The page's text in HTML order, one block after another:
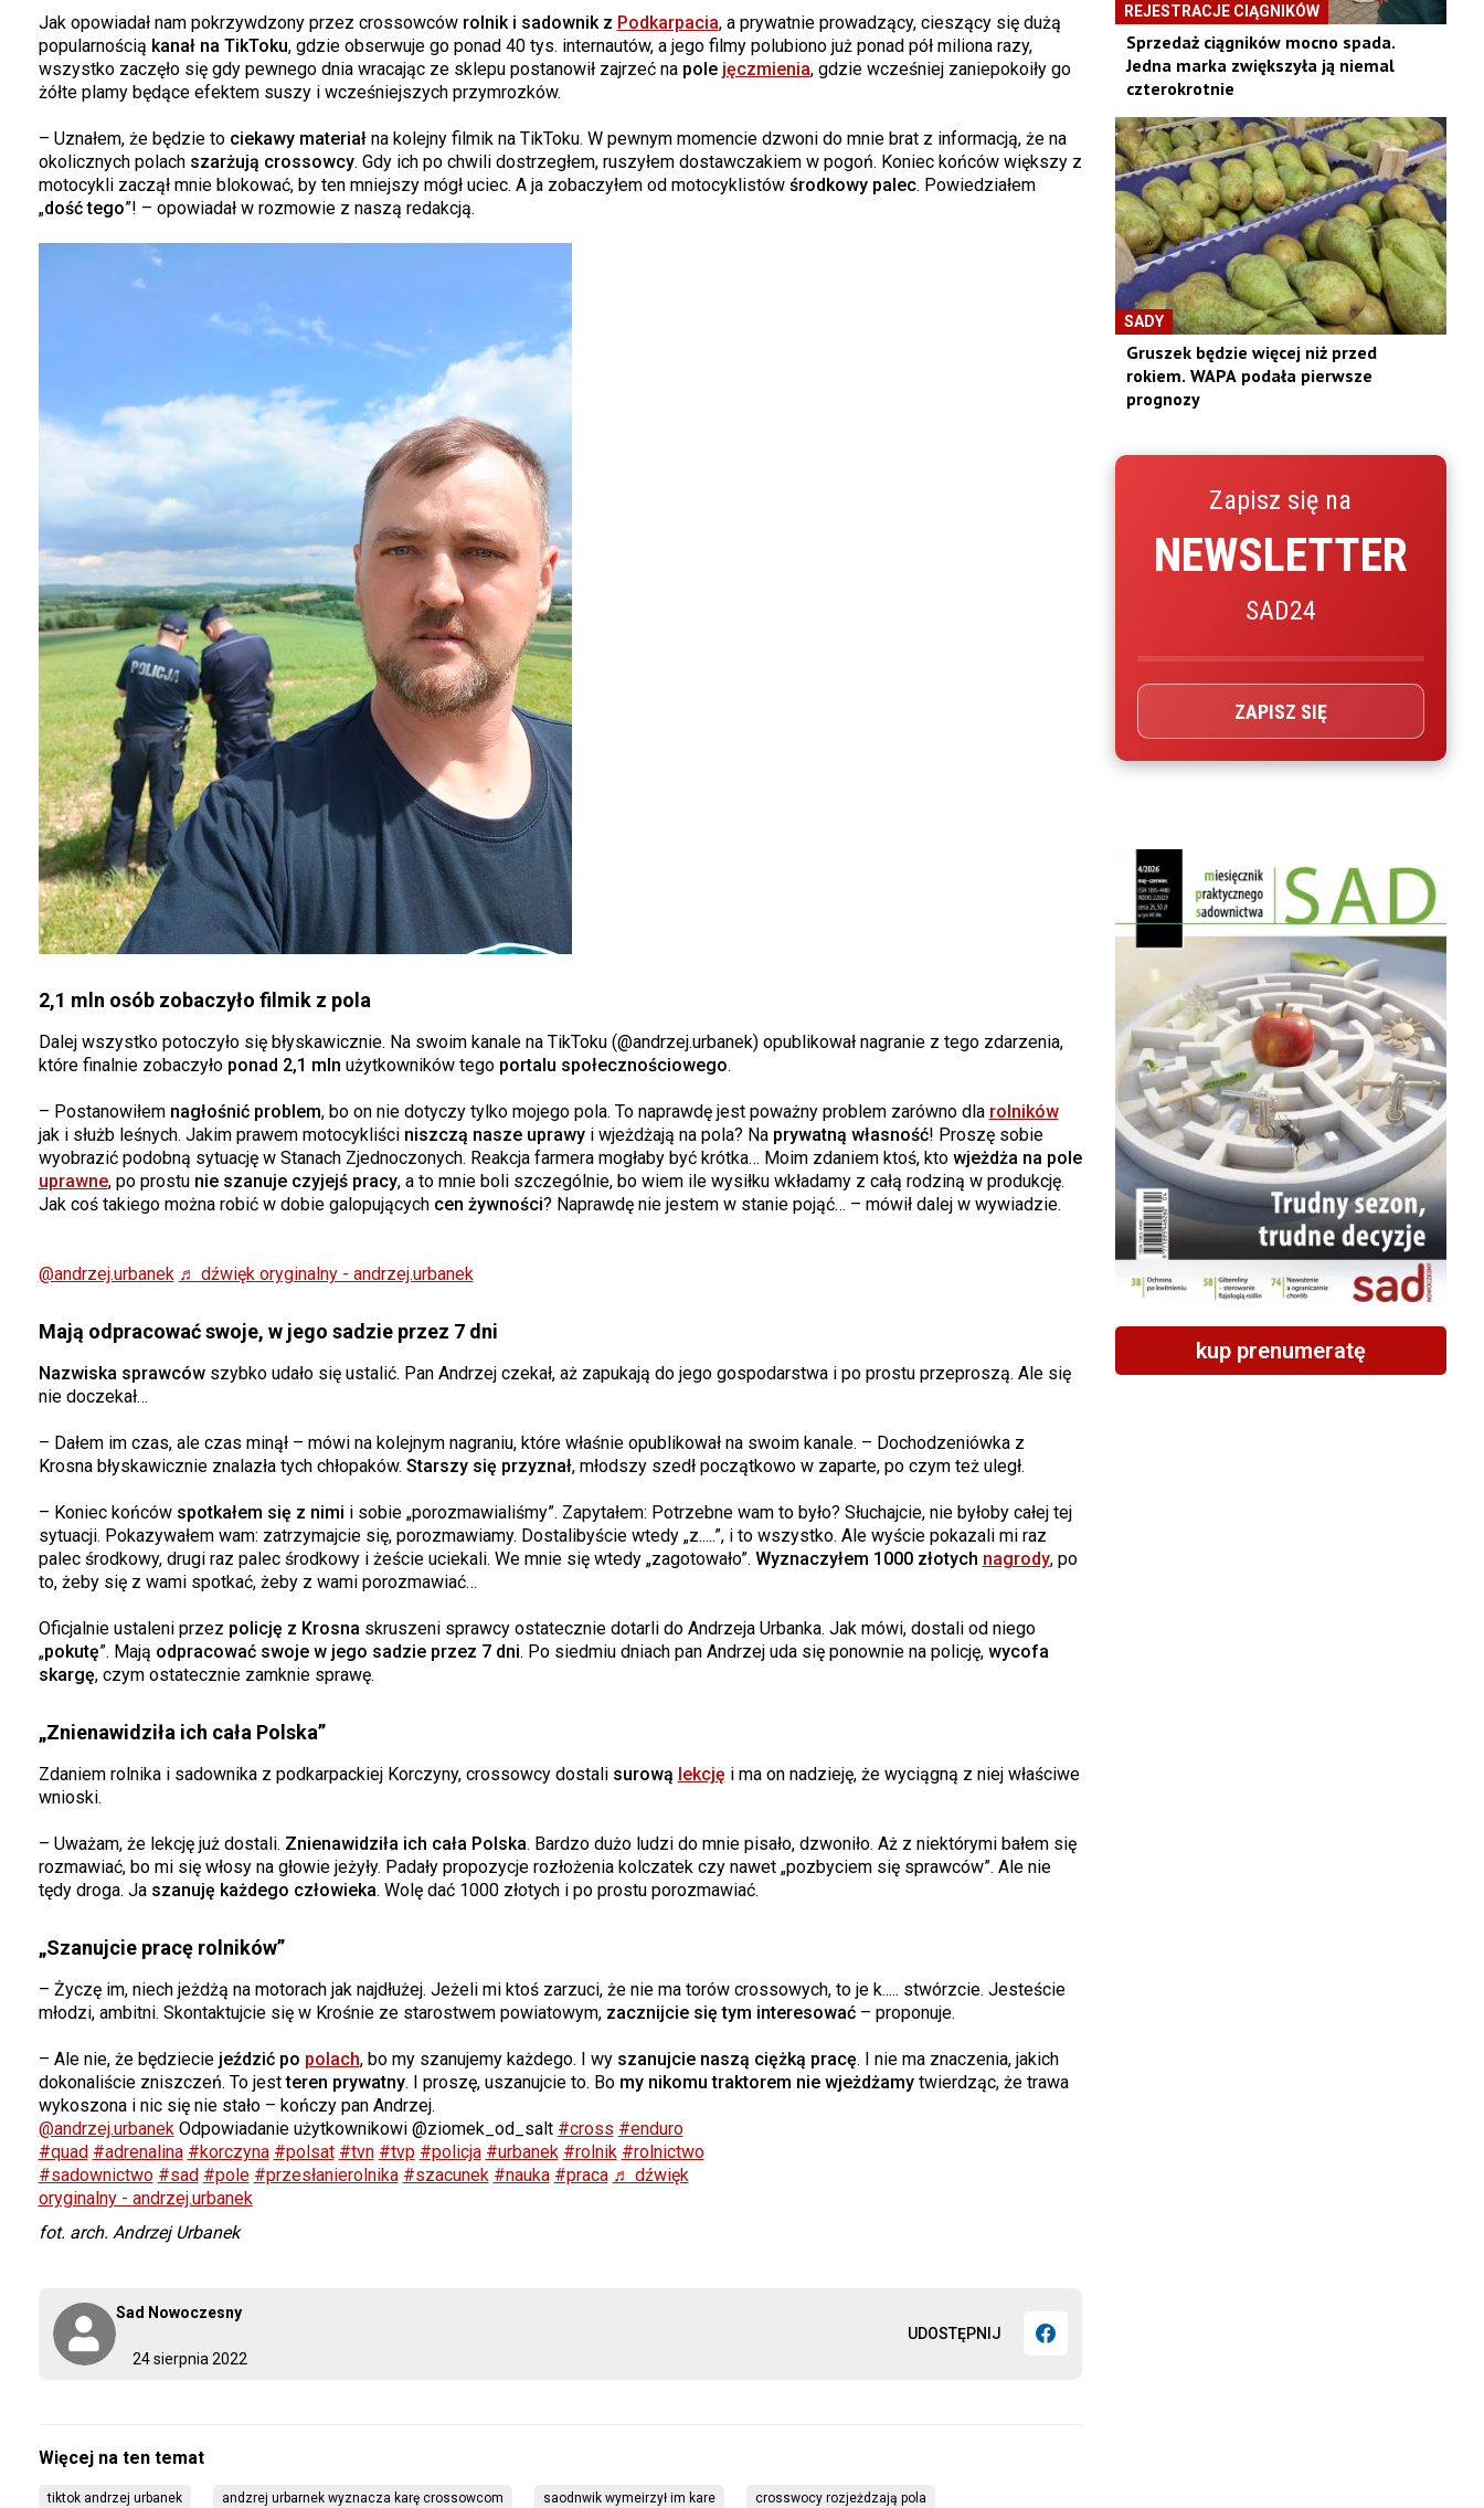
24 sierpnia 2022
Sad Nowoczesny
UDOSTĘPNIJ
Jak opowiadał nam pokrzywdzony przez crossowców rolnik i sadownik z Podkarpacia, a prywatnie prowadzący, cieszący się dużą
popularnością kanał na TikToku, gdzie obserwuje go ponad 40 tys. internautów, a jego filmy polubiono już ponad pół miliona razy,
wszystko zaczęło się gdy pewnego dnia wracając ze sklepu postanowił zajrzeć na pole jęczmienia, gdzie wcześniej zaniepokoiły go
żółte plamy będące efektem suszy i wcześniejszych przymrozków.
– Uznałem, że będzie to ciekawy materiałna kolejny filmik na TikToku. W pewnym momencie dzwoni do mnie brat z informacją, że na
okolicznych polach szarżują crossowcy. Gdy ich po chwili dostrzegłem, ruszyłem dostawczakiem w pogoń. Koniec końców większy z
motocykli zaczął mnie blokować, by ten mniejszy mógł uciec. A ja zobaczyłem od motocyklistów środkowy palec. Powiedziałem
„dość tego”! – opowiadał w rozmowie z naszą redakcją.
2,1 mln osób zobaczyło filmik z pola
Dalej wszystko potoczyło się błyskawicznie. Na swoim kanale na TikToku (@andrzej.urbanek) opublikował nagranie z tego zdarzenia,
które finalnie zobaczyło ponad 2,1 mln użytkowników tego portalu społecznościowego.
– Postanowiłem nagłośnić problem, bo on nie dotyczy tylko mojego pola. To naprawdę jest poważny problem zarówno dla rolników
jak i służb leśnych. Jakim prawem motocykliści niszczą nasze uprawyi wjeżdżają na pola? Na prywatną własność! Proszę sobie
wyobrazić podobną sytuację w Stanach Zjednoczonych. Reakcja farmera mogłaby być krótka… Moim zdaniem ktoś, kto wjeżdża na pole
uprawne, po prostu nie szanuje czyjejś pracy, a to mnie boli szczególnie, bo wiem ile wysiłku wkładamy z całą rodziną w produkcję.
Jak coś takiego można robić w dobie galopujących cen żywności? Naprawdę nie jestem w stanie pojąć… – mówił dalej w wywiadzie.
@andrzej.urbanek ♬ dźwięk oryginalny - andrzej.urbanek
Mają odpracować swoje, w jego sadzie przez 7 dni
Nazwiska sprawcówszybko udało się ustalić. Pan Andrzej czekał, aż zapukają do jego gospodarstwa i po prostu przeproszą. Ale się
nie doczekał…
– Dałem im czas, ale czas minął – mówi na kolejnym nagraniu, które właśnie opublikował na swoim kanale. – Dochodzeniówka z
Krosna błyskawicznie znalazła tych chłopaków. Starszy się przyznał, młodszy szedł początkowo w zaparte, po czym też uległ.
– Koniec końców spotkałem się z nimi i sobie „porozmawialiśmy”. Zapytałem: Potrzebne wam to było? Słuchajcie, nie byłoby całej tej
sytuacji. Pokazywałem wam: zatrzymajcie się, porozmawiamy. Dostalibyście wtedy „z.....”, i to wszystko. Ale wyście pokazali mi raz
palec środkowy, drugi raz palec środkowy i żeście uciekali. We mnie się wtedy „zagotowało”. Wyznaczyłem 1000 złotych nagrody, po
to, żeby się z wami spotkać, żeby z wami porozmawiać…
Oficjalnie ustaleni przez policję z Krosna skruszeni sprawcy ostatecznie dotarli do Andrzeja Urbanka. Jak mówi, dostali od niego
„pokutę”. Mają odpracować swoje w jego sadzie przez 7 dni. Po siedmiu dniach pan Andrzej uda się ponownie na policję, wycofa
skargę, czym ostatecznie zamknie sprawę.
„Znienawidziła ich cała Polska”
Zdaniem rolnika i sadownika z podkarpackiej Korczyny, crossowcy dostali surową lekcję i ma on nadzieję, że wyciągną z niej właściwe
wnioski.
– Uważam, że lekcję już dostali. Znienawidziła ich cała Polska. Bardzo dużo ludzi do mnie pisało, dzwoniło. Aż z niektórymi bałem się
rozmawiać, bo mi się włosy na głowie jeżyły. Padały propozycje rozłożenia kolczatek czy nawet „pozbyciem się sprawców”. Ale nie
tędy droga. Ja szanuję każdego człowieka. Wolę dać 1000 złotych i po prostu porozmawiać.
„Szanujcie pracę rolników”
– Życzę im, niech jeżdżą na motorach jak najdłużej. Jeżeli mi ktoś zarzuci, że nie ma torów crossowych, to je k..... stwórzcie. Jesteście
młodzi, ambitni. Skontaktujcie się w Krośnie ze starostwem powiatowym, zacznijcie się tym interesować– proponuje.
– Ale nie, że będziecie jeździć po polach, bo my szanujemy każdego. I wy szanujcie naszą ciężką pracę. I nie ma znaczenia, jakich
dokonaliście zniszczeń. To jestteren prywatny. I proszę, uszanujcie to. Bo my nikomu traktorem nie wjeżdżamytwierdząc, że trawa
wykoszona i nic się nie stało – kończy pan Andrzej.
@andrzej.urbanek Odpowiadanie użytkownikowi @ziomek_od_salt #cross #enduro
#quad #adrenalina #korczyna #polsat #tvn #tvp #policja #urbanek #rolnik #rolnictwo
#sadownictwo #sad #pole #przesłanierolnika #szacunek #nauka #praca ♬ dźwięk
oryginalny - andrzej.urbanek
fot. arch. Andrzej Urbanek
tiktok andrzej urbanek andzrej urbarnek wyznacza karę crossowcom saodnwik wymeirzył im kare crosswocy rozjeżdzają pola
REJESTRACJE CIĄGNIKÓW
Sprzedaż ciągników mocno spada.
Jedna marka zwiększyła ją niemal
czterokrotnie
SADY
Gruszek będzie więcej niż przed
rokiem. WAPA podała pierwsze
prognozy
Zapisz się na
NEWSLETTER
SAD24
ZAPISZ SIĘ
kup prenumeratę